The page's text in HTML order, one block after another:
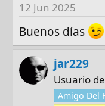
12 Jun 2025
Buenos días
jar229
Usuario
Amigo Del